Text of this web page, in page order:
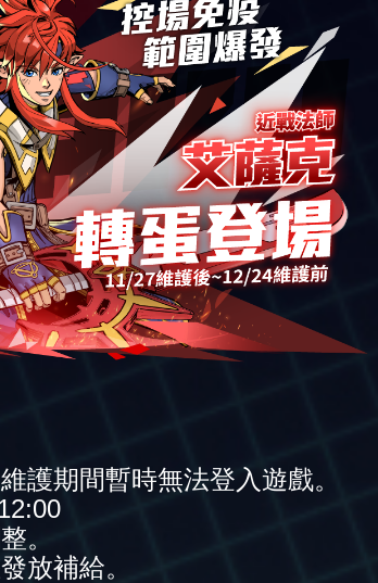
護期間暫時無法登入遊戲。
。
放補給。